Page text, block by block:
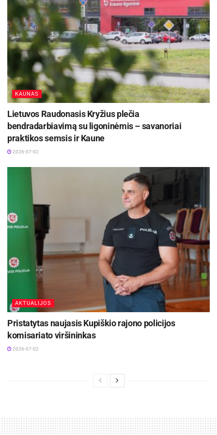
KAUNAS
Lietuvos Raudonasis Kryžius plečia
bendradarbiavimą su ligoninėmis – savanoriai
praktikos semsis ir Kaune
2026-07-02
AKTUALIJOS
Pristatytas naujasis Kupiškio rajono policijos
komisariato viršininkas
2026-07-02